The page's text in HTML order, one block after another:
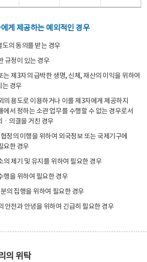
게 제공하는 예외적인 경우
의 동의를 받는 경우
규정이 있는 경우
는 제3자의 급박한 생명, 신체, 재산의 이익을 위하여
는 경우
의 용도로 이용하거나 이를 제3자에게 제공하지
에서 정하는 소관 업무를 수행할 수 없는 경우로서
의결을 거친 경우
정의 이행을 위하여 외국정보 또는 국제기구에
요한 경우
의 제기 및 유지를 위하여 필요한 경우
행을 위하여 필요한 경우
의 집행을 위하여 필요한 경우
안전과 안녕을 위하여 긴급히 필요한 경우
의 위탁